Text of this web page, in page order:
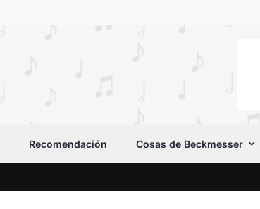
Recomendación Cosas de Beckmesser